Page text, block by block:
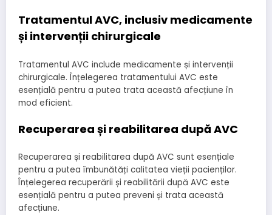
Tratamentul AVC, inclusiv medicamente
și intervenții chirurgicale
Tratamentul AVC include medicamente și intervenții
chirurgicale. Înțelegerea tratamentului AVC este
esențială pentru a putea trata această afecțiune în
mod eficient.
Recuperarea și reabilitarea după AVC
Recuperarea și reabilitarea după AVC sunt esențiale
pentru a putea îmbunătăți calitatea vieții pacienților.
Înțelegerea recuperării și reabilitării după AVC este
esențială pentru a putea preveni și trata această
afecțiune.